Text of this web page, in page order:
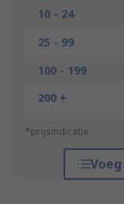
10 - 24
25 - 99
100 - 199
200 +
*prijsindicatie